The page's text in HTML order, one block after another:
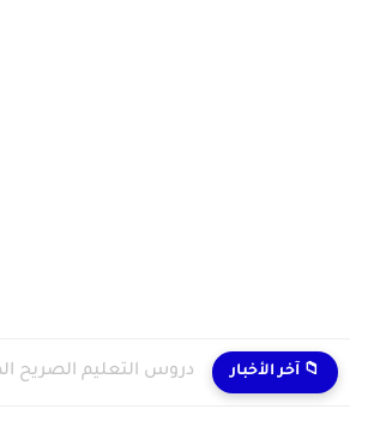
📁 آخر الأخبار